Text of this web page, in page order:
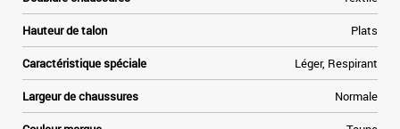
Hauteur de talon Plats
Caractéristique spéciale Léger, Respirant
Largeur de chaussures Normale